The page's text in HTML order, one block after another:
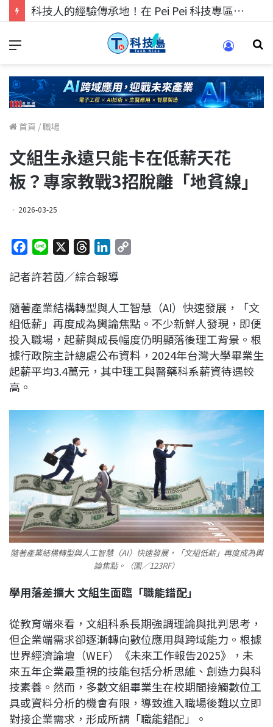
科技人的經驗傳承地！在 Pei Pei 科技專區，與學弟妹交流最硬核的技術
首頁 /職場
文組生永遠只能卡在低薪天花
板？專家教戰3招脫離「地貧線」
2026-03-25
c
b
o
o
k
n
r
a
d
s
n
e
d
I
n
L
i
n
k
記者許若茵／綜合報導
隨著產業結構轉型與人工智慧（AI）快速發展，「文
組低薪」再度成為輿論焦點。不少新鮮人發現，即便
投入職場，起薪與成長幅度仍明顯落後理工背景。根
據行政院主計總處公布資料，2024年台灣大學畢業生
起薪平均3.4萬元，其中理工與醫藥科系薪資待遇較
高。
隨著產業結構轉型與人工智慧（AI）快速發展，「文組低薪」再度成為輿
論焦點。（圖／123RF）
學用落差擴大 文組生面臨「職能錯配」
從教育端來看，文組科系長期強調理論與批判思考，
但企業端需求卻逐漸轉向數位應用與跨域能力。根據
世界經濟論壇（WEF）《未來工作報告2025》，未
來五年企業最重視的技能包括分析思維、創造力與科
技素養。然而，多數文組畢業生在校期間接觸數位工
具或資料分析的機會有限，導致進入職場後難以立即
對接企業需求，形成所謂「職能錯配」。